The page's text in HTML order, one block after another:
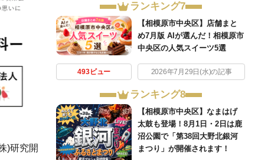
)研究開
ランキング7
【相模原市中央区】店舗まと
め7月版 AIが選んだ！相模原市
中央区の人気スイーツ5選
493ビュー 2026年7月29日(水)の記事
ランキング8
【相模原市中央区】なまはげ
太鼓も登場！8月1日・2日は鹿
沼公園で「第38回大野北銀河
まつり」が開催されます！